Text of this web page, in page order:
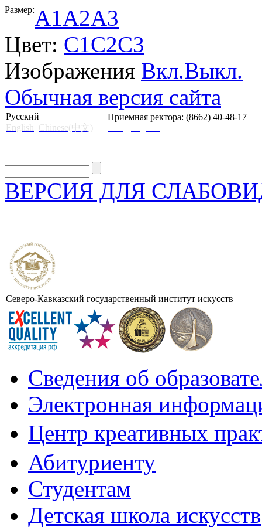
Размер:A1A2A3
Цвет: C1C2C3
Изображения Вкл.Выкл.
Обычная версия сайта
Русский
English Chinese(中文)
Приемная ректора: (8662) 40-48-17
ВЕРСИЯ ДЛЯ
Северо-Кавказский государственный институт искусств
Сведения об
Электронная
Центр креативных
Абитуриенту
Студентам
Детская школа искусств